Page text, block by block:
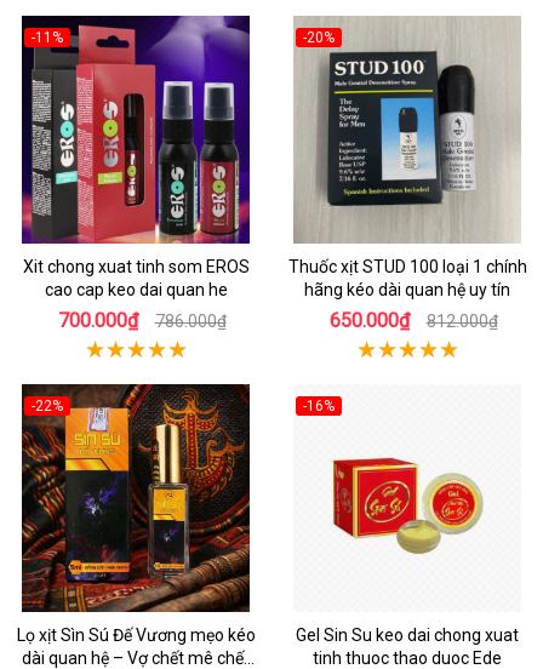
-11%
Xit chong xuat tinh som EROS
cao cap keo dai quan he
700.000₫ 786.000₫
-20%
Thuốc xịt STUD 100 loại 1 chính
hãng kéo dài quan hệ uy tín
650.000₫ 812.000₫
-22%
Lọ xịt Sìn Sú Đế Vương mẹo kéo
dài quan hệ – Vợ chết mê chết
-16%
Gel Sin Su keo dai chong xuat
tinh thuoc thao duoc Ede